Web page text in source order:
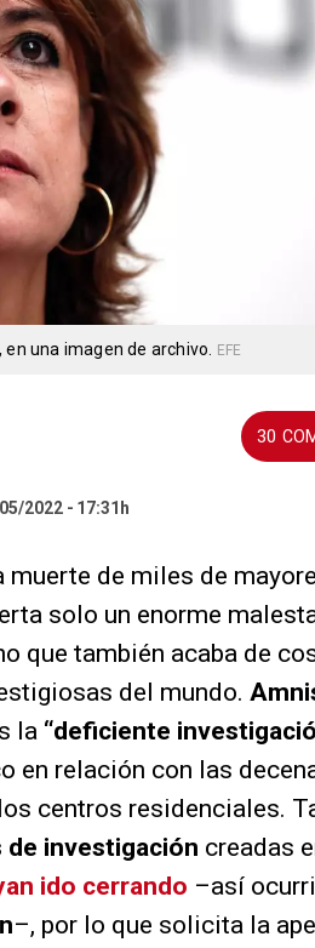
en una imagen de archivo. EFE
2022 17:31h
30
muerte de miles de
solo un enorme
que también acaba de
del mundo.
la “deficiente
en relación con las
centros residenciales.
de investigación creadas
ido cerrando –así
–, por lo que solicita la